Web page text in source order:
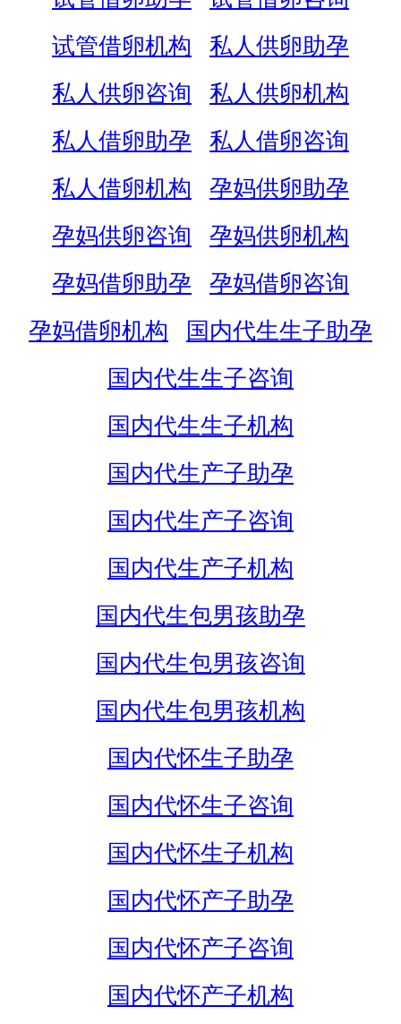
试管借卵机构
私人供卵助孕
私人供卵咨询
私人供卵机构
私人借卵助孕
私人借卵咨询
私人借卵机构
孕妈供卵助孕
孕妈供卵咨询
孕妈供卵机构
孕妈借卵助孕
孕妈借卵咨询
孕妈借卵机构
国内代生生子助孕
国内代生生子咨询
国内代生生子机构
国内代生产子助孕
国内代生产子咨询
国内代生产子机构
国内代生包男孩助孕
国内代生包男孩咨询
国内代生包男孩机构
国内代怀生子助孕
国内代怀生子咨询
国内代怀生子机构
国内代怀产子助孕
国内代怀产子咨询
国内代怀产子机构